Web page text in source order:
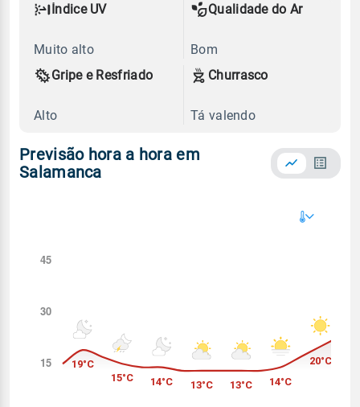
Índice UV
Muito alto
Qualidade do Ar
Bom
Gripe e Resfriado
Alto
Churrasco
Tá valendo
Previsão hora a hora em
Salamanca